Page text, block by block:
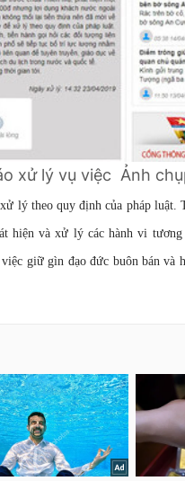
xử lý vụ việc Ảnh
lý theo quy định của pháp luật.
hiện và xử lý các hành vi
giữ gìn đạo đức buôn bán và